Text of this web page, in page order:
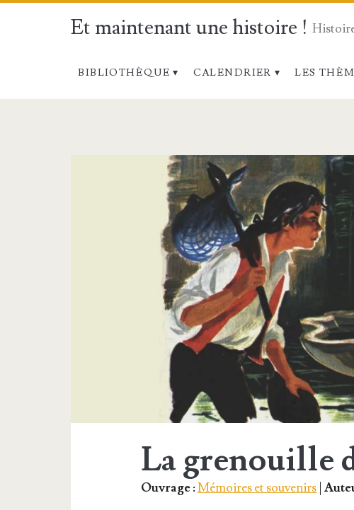
Et maintenant une histoire !
BIBLIOTHÈQUE CALENDRIER LES
<span>Narbonne</
La grenouille
Ouvrage :Mémoires et souvenirs |